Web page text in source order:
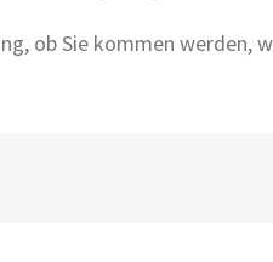
ob Sie kommen werden,